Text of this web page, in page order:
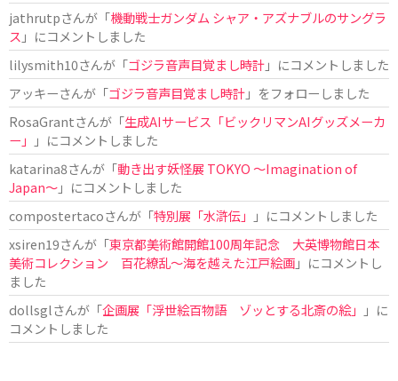
jathrutpさんが「機動戦士ガンダム シャア・アズナブルのサングラ
ス 」にコメントしました
lilysmith10さんが「ゴジラ音声目覚まし時計」にコメントしました
アッキーさんが「ゴジラ音声目覚まし時計」をフォローしました
RosaGrantさんが「生成AIサービス「ビックリマンAIグッズメーカ
ー」
」にコメントしました
katarina8さんが「動き出す妖怪展 TOKYO 〜Imagination of
Japan〜」にコメントしました
compostertacoさんが「特別展「水滸伝」
」にコメントしました
xsiren19さんが「東京都美術館開館100周年記念 大英博物館日本
美術コレクション 百花繚乱～海を越えた江戸絵画」にコメントし
ました
dollsglさんが「企画展「浮世絵百物語 ゾッとする北斎の絵」
」に
コメントしました